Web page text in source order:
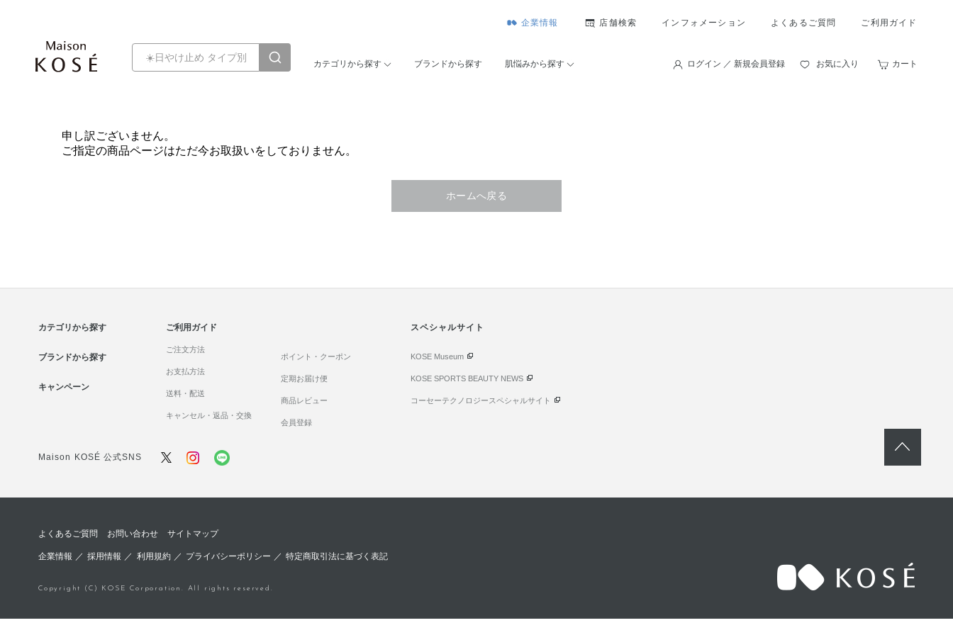
企業情報 店舗検索 インフォメーション よくあるご質問 ご利用ガイド
カテゴリから探す ブランドから探す 肌悩みから探す ログイン ／ 新規会員登録 お気に入り カート
申し訳ございません。
ご指定の商品ページはただ今お取扱いをしておりません。
ホームへ戻る
カテゴリから探す
ブランドから探す
キャンペーン
ご利用ガイド
ご注文方法
お支払方法
送料・配送
キャンセル・返品・交換
ポイント・クーポン
定期お届け便
商品レビュー
会員登録
スペシャルサイト
KOSE Museum
KOSE SPORTS BEAUTY NEWS
コーセーテクノロジースペシャルサイト
Maison KOSÉ 公式SNS
よくあるご質問 お問い合わせ サイトマップ
企業情報 ／採用情報 ／ 利用規約／ プライバシーポリシー ／ 特定商取引法に基づく表記
Copyright (C) KOSE Corporation. All rights reserved.